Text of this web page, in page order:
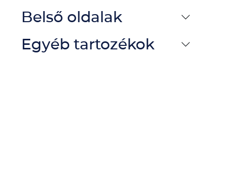
Belső oldalak
Egyéb tartozékok